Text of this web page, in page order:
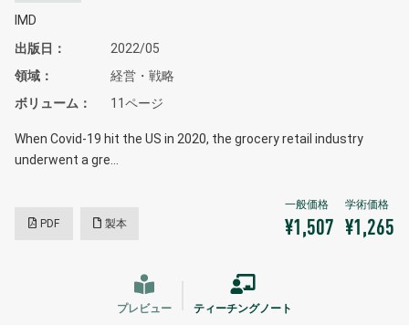
IMD
出版日
2022/05
領域
経営・戦略
ボリューム
11ページ
When Covid-19 hit the US in 2020, the grocery retail industry
underwent a gre…
PDF 製本 ¥1,507 ¥1,265
プレビュー ティーチングノート